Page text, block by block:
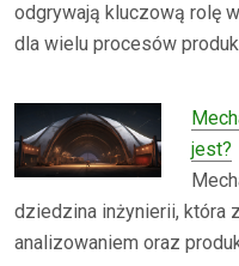
odgrywają kluczową rolę
dla wielu procesów
jest?
dziedzina inżynierii, która
analizowaniem oraz